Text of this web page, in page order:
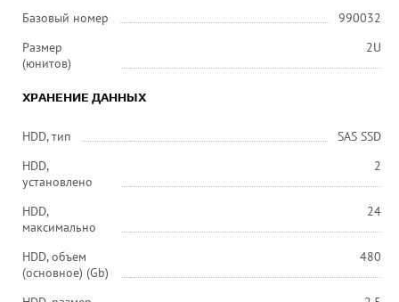
Базовый номер
990032
Размер
(юнитов)
2U
ХРАНЕНИЕ ДАННЫХ
HDD, тип
SAS SSD
HDD,
установлено
2
HDD,
максимально
24
HDD, объем
(основное) (Gb)
480